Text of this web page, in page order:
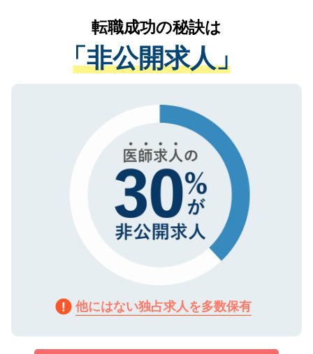
は、個人情報の取り扱いについての厳密な
管理基準を満たした事業者のみに付与され
る、プライバシーマークを取得済みです。
で、機密保持に関してもご安心ください。
かがいして、現在の医療機関の状況や紹介
経験をまじえながら、適切なアドバイスを
させていただきます。すぐにご転職をされ
ない方には、長期的なサポートが可能です
ので、まずはご登録ください。
転職成功の秘訣は
「非公開求人」
他にはない独占求人を多数保有